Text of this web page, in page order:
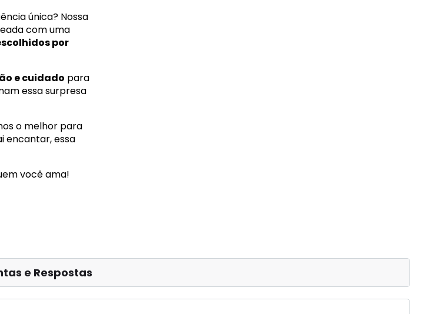
única? Nossa
com uma
por
e cuidado para
essa surpresa
o melhor para
encantar, essa
você ama!
e Respostas